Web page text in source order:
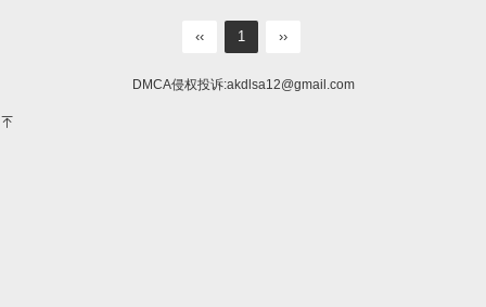
‹‹ 1 ››
DMCA侵权投诉:akdlsa12@gmail.com